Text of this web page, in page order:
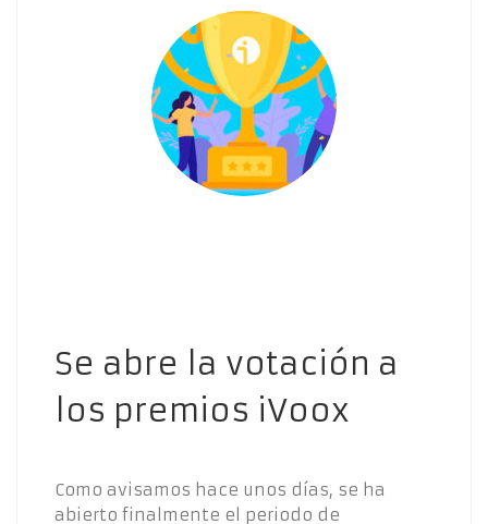
Se abre la votación a
los premios iVoox
Como avisamos hace unos días, se ha
abierto finalmente el periodo de